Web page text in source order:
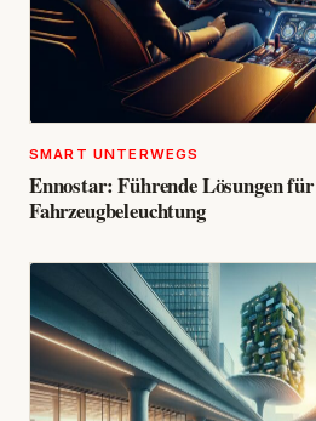
SMART UNTERWEGS
Ennostar: Führende Lösungen
Fahrzeugbeleuchtung